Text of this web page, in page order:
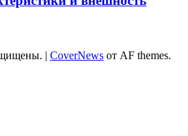
| CoverNews от AF themes.